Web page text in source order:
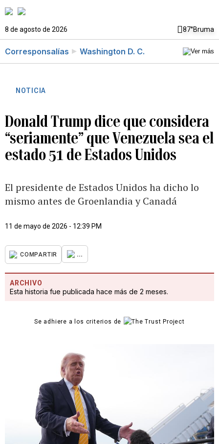
8 de agosto de 2026 87°Bruma
Corresponsalías Washington D. C.
NOTICIA
Donald Trump dice que considera
“seriamente” que Venezuela sea el
estado 51 de Estados Unidos
El presidente de Estados Unidos ha dicho lo
mismo antes de Groenlandia y Canadá
11 de mayo de 2026 - 12:39 PM
COMPARTIR ...
ARCHIVO
Esta historia fue publicada hace más de 2 meses.
Se adhiere a los criterios de